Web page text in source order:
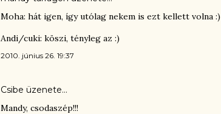
Moha: hát igen, így utólag nekem is ezt kellett volna :)
Andi/cuki: köszi, tényleg az :)
2010. június 26. 19:37
Csibe üzenete…
Mandy, csodaszép!!!